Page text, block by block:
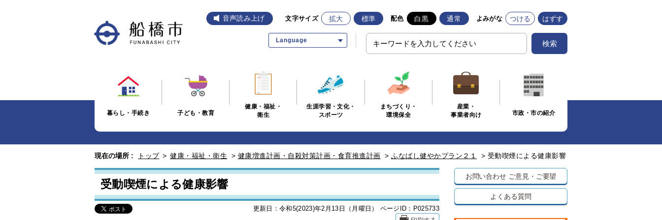
音声読み上げ 文字サイズ 拡大 標準 配色 白黒 通常 よみがな つける はずす
Language 検索
暮らし・手続き 子ども・教育
健康・福祉・
衛生
生涯学習・文化・
スポーツ
まちづくり・
環境保全
産業・
事業者向け
市政・市の紹介
現在の場所 : トップ > 健康・福祉・衛生 > 健康増進計画・自殺対策計画・食育推進計画 > ふなばし健やかプラン２１ > 受動喫煙による健康影響
受動喫煙による健康影響
更新日：令和5(2023)年2月13日（月曜日） ページID：P025733
お問い合わせ ご意見・ご要望
よくある質問